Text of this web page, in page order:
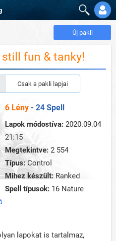
Új pakli
fun & tanky!
Csak a pakli lapjai
6 Lény - 24 Spell
Lapok módostíva: 2020.09.04
21:15
Megtekintve: 2 554
Típus: Control
Mihez készült: Ranked
Spell típusok: 16 Nature
lapokat is tartalmaz,